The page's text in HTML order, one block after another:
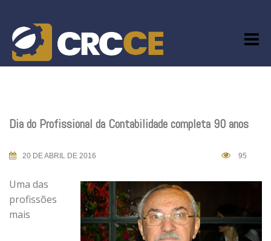
content
Dia do Profissional da Contabilidade completa 90 anos
20 DE ABRIL DE 2016 95
Uma das
profissões
mais